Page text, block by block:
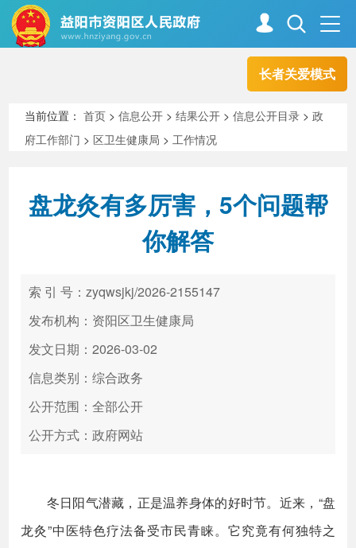
长者关爱模式
走进资阳
新闻中心 解读回应
政务服务
高效办成一件事
当前位置：首页 >信息公开 >结果公开 >信息公开目录 >政
府工作部门 > 区卫生健康局 >工作情况
盘龙灸有多厉害，5个问题帮
你解答
索 引 号：zyqwsjkj/2026-2155147
发布机构：资阳区卫生健康局
发文日期：2026-03-02
信息类别：综合政务
公开范围：全部公开
公开方式：政府网站
冬日阳气潜藏，正是温养身体的好时节。近来，“盘
龙灸”中医特色疗法备受市民青睐。它究竟有何独特之